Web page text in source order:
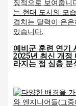
예비군 훈련 연기
2025년 최신 개정
라지는 점 심층 분